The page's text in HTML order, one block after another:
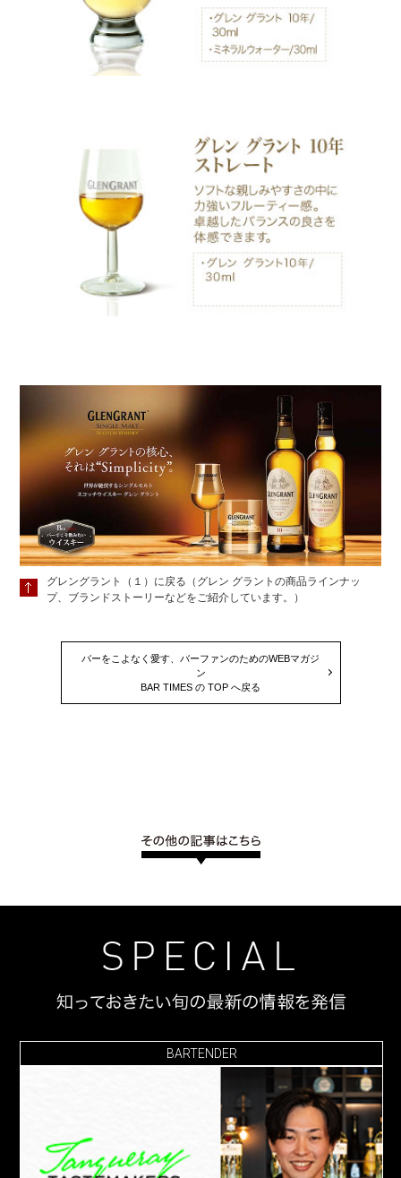
グレングラント（１）に戻る（グレン グラントの商品ラインナッ
プ、ブランドストーリーなどをご紹介しています。）
バーをこよなく愛す、バーファンのためのWEBマガジ
ン
BAR TIMES の TOP へ戻る
BARTENDER